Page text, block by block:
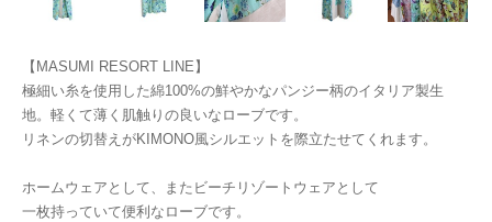
【MASUMI RESORT LINE】
極細い糸を使用した綿100%の鮮やかなパンジー柄のイタリア製生
地。軽くて薄く肌触りの良いなローブです。
リネンの切替えがKIMONO風シルエットを際立たせてくれます。
ホームウェアとして、またビーチリゾートウェアとして
一枚持っていて便利なローブです。